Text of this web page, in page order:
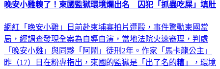
晚安小雞糗了！柬國監獄環境爛出名 囚犯「抓蟲吃屎」填肚
網紅「晚安小雞」日前赴柬埔寨拍片遭毆，事件驚動柬國當
局，經調查發現全案為自導自演，當地法院火速審理，判處
「晚安小雞」與同夥「阿鬧」徒刑2年。作家「馬卡龍公主」
昨（17）日在粉專指出，柬國的監獄是「出了名的糟」，環境